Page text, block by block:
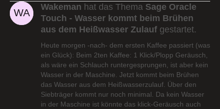
Wakeman hat das Thema Sage Oracle
Touch - Wasser kommt beim Brühen
aus dem Heißwasser Zulauf gestartet.
Heute morgen -nach- dem ersten Kaffee passiert (was
ein Glück): Beim 2ten Kaffee: 1 Klick/Plopp Geräusch,
als wäre ein Schlauch runtergesprungen, ist aber kein
Wasser in der Maschine. Jetzt kommt beim Brühen
das Wasser aus dem Heißwasserzulauf. Über den
Siebträger kommt nur noch minimal. Da kein Wasser
in der Maschine ist könnte das klick-Geräusch auch